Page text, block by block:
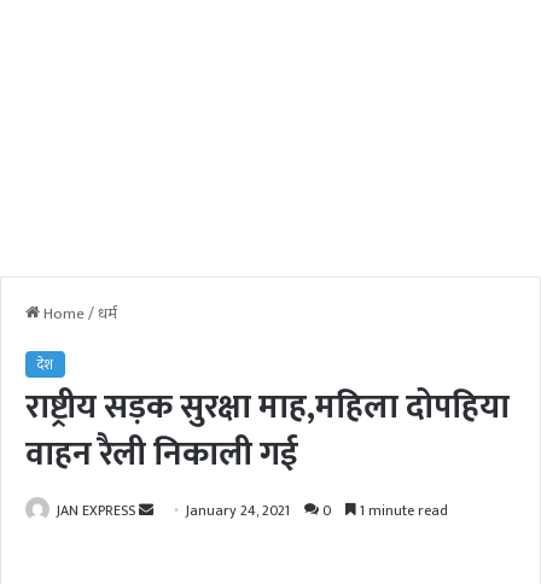
Home/धर्म
देश
राष्ट्रीय सड़क सुरक्षा माह,महिला दोपहिया
वाहन रैली निकाली गई
JAN EXPRESS January 24, 2021 0 1 minute read